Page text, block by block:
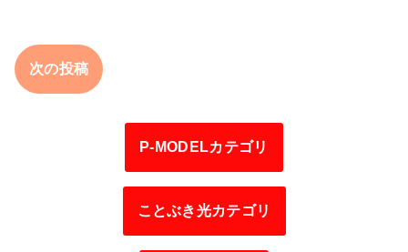
次の投稿
P-MODELカテゴリ
ことぶき光カテゴリ